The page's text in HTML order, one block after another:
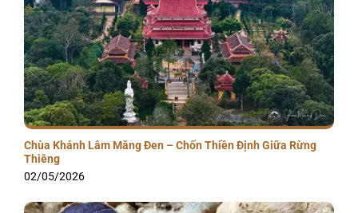
Chùa Khánh Lâm Măng Đen – Chốn Thiền Định Giữa Rừng
Thiêng
02/05/2026